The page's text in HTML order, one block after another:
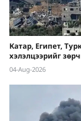
Катар, Египет,
хэлэлцээрийг
04-Aug-2026